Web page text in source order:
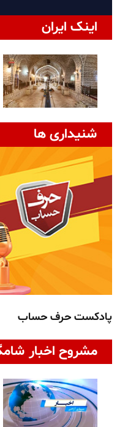
اینک ایران
شنیداری ها
پادکست حرف حساب
مشروح اخبار